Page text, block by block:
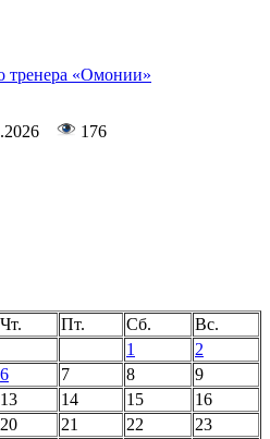
тренера «Омонии»
176
Чт. Пт. Сб.
Вс.
1
2
6 7 8
9
13 14 15
16
20 21 22
23